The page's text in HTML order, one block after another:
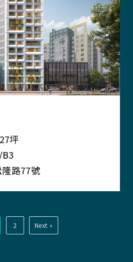
坪
路77號
2 Next